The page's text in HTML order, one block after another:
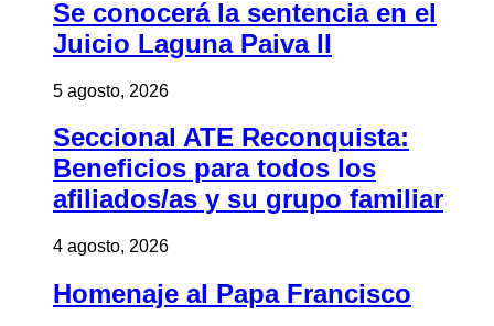
Se conocerá la sentencia en el
Juicio Laguna Paiva II
5 agosto, 2026
Seccional ATE Reconquista:
Beneficios para todos los
afiliados/as y su grupo familiar
4 agosto, 2026
Homenaje al Papa Francisco